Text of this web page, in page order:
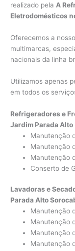
realizado pela A
Eletrodomésticos
Oferecemos a
multimarcas,
nacionais da linha
Utilizamos apenas
em todos os
Refrigeradores e
Jardim Parada Alto
Manutenção
Manutenção
Manutenção
Conserto de
Lavadoras e
Parada Alto
Manutenção
Manutenção
Manutenção
Manutenção